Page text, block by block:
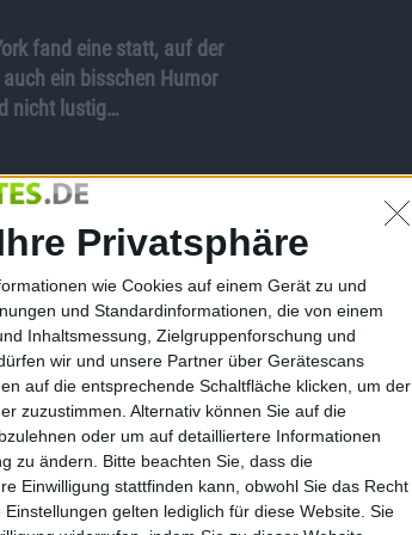
Privatsphäre
wie Cookies auf einem Gerät zu und
und Standardinformationen, die von einem
Inhaltsmessung, Zielgruppenforschung und
wir und unsere Partner über Gerätescans
auf die entsprechende Schaltfläche klicken, um der
zuzustimmen. Alternativ können Sie auf die
oder um auf detailliertere Informationen
zu ändern.
Bitte beachten Sie, dass die
Einwilligung stattfinden kann, obwohl Sie das Recht
gelten lediglich für diese Website. Sie
fand eine statt, auf der
ein bisschen Humor
nicht lustig…
das Galaxy Note 7
so wirklich
das kommende
ja nur“, so die Worte des
soll. Beim Namen
die ersten Lacher aus
mit 2560×1440 Pixeln zu